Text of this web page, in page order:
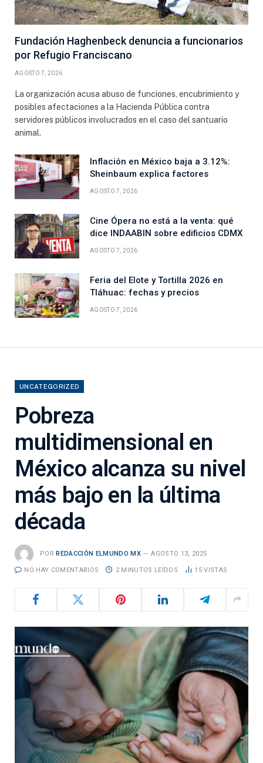
Fundación Haghenbeck denuncia a funcionarios
por Refugio Franciscano
AGOSTO 7, 2026
La organización acusa abuso de funciones, encubrimiento y
posibles afectaciones a la Hacienda Pública contra
servidores públicos involucrados en el caso del santuario
animal.
Inflación en México baja a 3.12%:
Sheinbaum explica factores
AGOSTO 7, 2026
Cine Ópera no está a la venta: qué
dice INDAABIN sobre edificios CDMX
AGOSTO 7, 2026
Feria del Elote y Tortilla 2026 en
Tláhuac: fechas y precios
AGOSTO 7, 2026
UNCATEGORIZED
Pobreza
multidimensional en
México alcanza su nivel
más bajo en la última
década
POR REDACCIÓN ELMUNDO MX AGOSTO 13, 2025
NO HAY COMENTARIOS 2 MINUTOS LEÍDOS 15VISTAS